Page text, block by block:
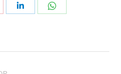
CompartirCompartir